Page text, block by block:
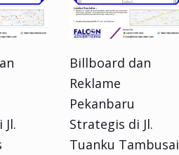
Billboard dan
Reklame
Pekanbaru
Strategis di Jl.
Tuanku Tambusai